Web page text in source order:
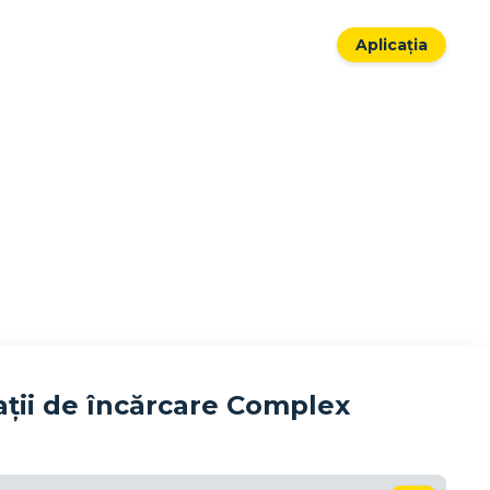
Aplicația
de încărcare Complex